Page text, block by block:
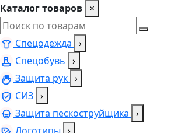
Каталог товаров ×
Спецодежда ›
Спецобувь ›
Защита рук ›
СИЗ ›
Защита пескоструйщика ›